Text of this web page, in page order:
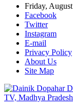
Friday,
Facebook
Twitter
Instagram
E-mail
Privacy Policy
About Us
Site Map
TV, Madhya Pradesh